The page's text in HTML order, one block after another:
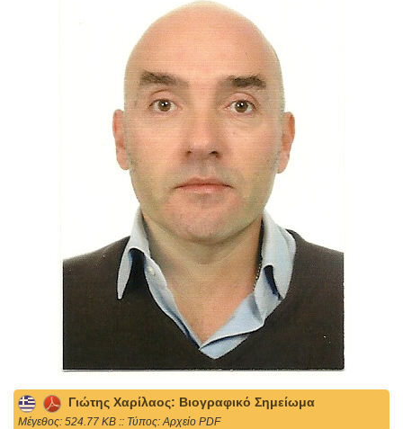
Γιώτης Χαρίλαος: Βιογραφικό Σημείωμα
Mέγεθος: 524.77 KB :: Τύπος: Αρχείο PDF